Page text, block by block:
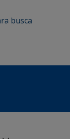
busca